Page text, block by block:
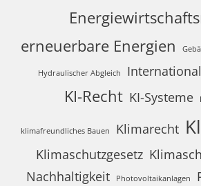
erneuerbare Energien
Hydraulischer Abgleich
KI-Recht KI-Systeme
klimafreundliches Bauen Klimarecht
Klimaschutzgesetz
Nachhaltigkeit Photovoltaikanlagen